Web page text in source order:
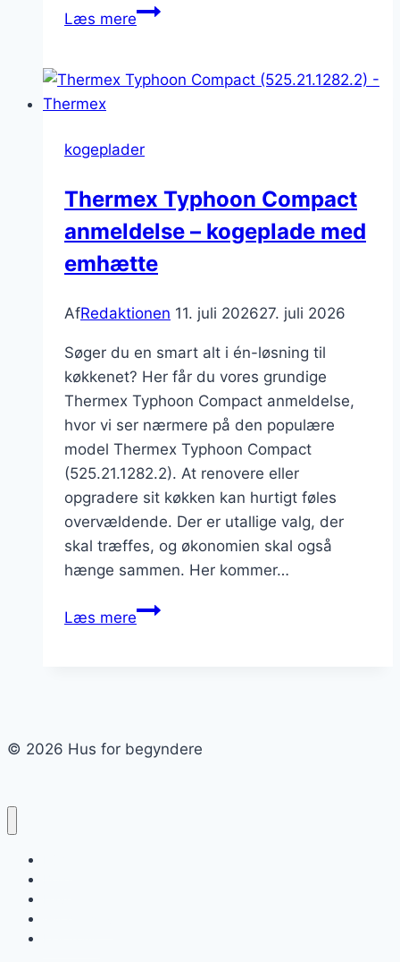
Læs mereElectrolux
Perfekt
husejere
kogeplader
Thermex Typhoon Compact
anmeldelse – kogeplade med
emhætte
AfRedaktionen 11. juli 202627. juli 2026
Søger du en smart alt i én-løsning til
køkkenet? Her får du vores grundige
Thermex Typhoon Compact anmeldelse,
hvor vi ser nærmere på den populære
model Thermex Typhoon Compact
(525.21.1282.2). At renovere eller
opgradere sit køkken kan hurtigt føles
overvældende. Der er utallige valg, der
skal træffes, og økonomien skal også
hænge sammen. Her kommer…
Læs mereThermex
med
© 2026 Hus for begyndere